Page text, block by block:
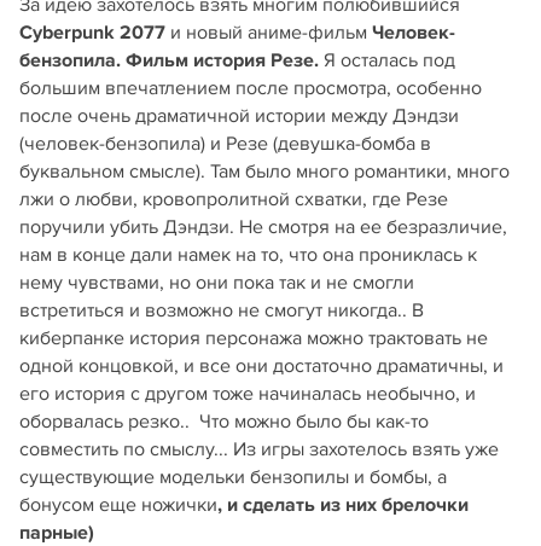
За идею захотелось взять многим полюбившийся
Cyberpunk 2077 и новый аниме-фильм Человек-
бензопила. Фильм история Резе. Я осталась под
большим впечатлением после просмотра, особенно
после очень драматичной истории между Дэндзи
(человек-бензопила) и Резе (девушка-бомба в
буквальном смысле). Там было много романтики, много
лжи о любви, кровопролитной схватки, где Резе
поручили убить Дэндзи. Не смотря на ее безразличие,
нам в конце дали намек на то, что она прониклась к
нему чувствами, но они пока так и не смогли
встретиться и возможно не смогут никогда.. В
киберпанке история персонажа можно трактовать не
одной концовкой, и все они достаточно драматичны, и
его история с другом тоже начиналась необычно, и
оборвалась резко.. Что можно было бы как-то
совместить по смыслу... Из игры захотелось взять уже
существующие модельки бензопилы и бомбы, а
бонусом еще ножички, и сделать из них брелочки
парные)